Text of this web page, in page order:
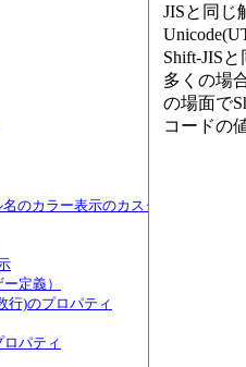
のカラー表示のカスタマイズ
定義）
行)のプロパティ
パティ
JISと同じ
Shift-JIS
多くの場
の場面で
コードの